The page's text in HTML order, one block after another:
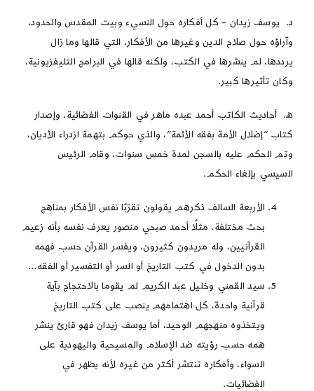
د. يوسف زيدان – كل أفكاره حول النسيء وبيت المقدس والحدود،
وآراؤه حول صلاح الدين وغيرها من الأفكار، التي قالها وما زال
يرددها، لم ينشرها في الكتب، ولكنه قالها في البرامج التليفزيونية،
وكان تأثيرها كبير.
ه. أحاديث الكاتب أحمد عبده ماهر في القنوات الفضائية، وإصدار
كتاب “إضلال الأمة بفقه الأئمة”، والذي حوكم بتهمة ازدراء الأديان،
وتم الحكم عليه بالسجن لمدة خمس سنوات، وقام الرئيس
السيسي بإلغاء الحكم.
الأربعة السالف ذكرهم يقولون تقرّبًا نفس الأفكار بمناهج
بحث مختلفة، مثلًا أحمد صبحي منصور يعرف نفسه بأنه زعيم
القرآنيين، وله مريدون كثيرون، ويفسر القرآن حسب فهمه
بدون الدخول في كتب التاريخ أو السر أو التفسير أو الفقه…
سيد القمني وخليل عبد الكريم لم يقوما بالاحتجاج بآية
قرآنية واحدة، كل اهتمامهم ينصب على كتب التاريخ
ويتخذوه منهجهم الوحيد، أما يوسف زيدان فهو قارئ ينشر
همه حسب رؤيته ضد الإسلام والمسيحية واليهودية على
السواء، وأفكاره تنتشر أكثر من غيره لأنه يظهر في
الفضائيات.